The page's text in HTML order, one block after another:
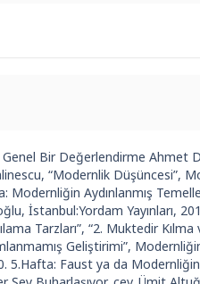
Bir Değerlendirme Ahmet
“Modernlik Düşüncesi”,
Aydınlanmış
İstanbul:Yordam Yayınları,
Tarzları”, “2. Muktedir Kılma
Geliştirimi”,
5.Hafta: Faust ya da